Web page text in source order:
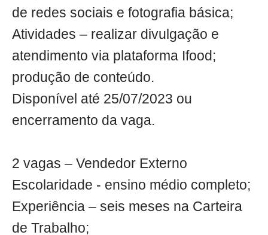
de redes sociais e fotografia básica;
Atividades – realizar divulgação e
atendimento via plataforma Ifood;
produção de conteúdo.
Disponível até 25/07/2023 ou
encerramento da vaga.
2 vagas – Vendedor Externo
Escolaridade - ensino médio completo;
Experiência – seis meses na Carteira
de Trabalho;